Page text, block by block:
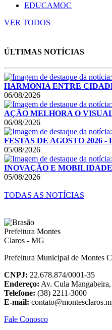
EDUCAMOC
VER TODOS
ÚLTIMAS NOTÍCIAS
HARMONIA ENTRE CIDADE
06/08/2026
AÇÃO MELHORA O
06/08/2026
FESTAS DE AGOSTO 2026 -
05/08/2026
INOVAÇÃO E MOBILIDADE
05/08/2026
TODAS AS NOTÍCIAS
Prefeitura Municipal de Montes
CNPJ: 22.678.874/0001-35
Endereço: Av. Cula
Telefone: (38) 2211-3000
E-mail:
Fale Conosco